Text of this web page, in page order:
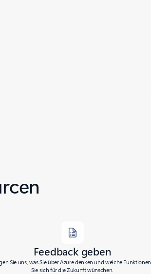
Feedback geben
Sie uns, was Sie über Azure denken und welche Funktionen
Sie sich für die Zukunft wünschen.